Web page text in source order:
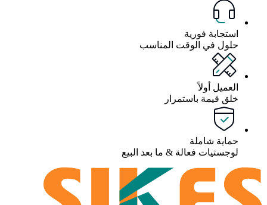
استجابة فورية
حلول في الوقت المناسب
العميل أولاً
خلق قيمة باستمرار
حماية شاملة
لوجستيات فعالة & ما بعد البيع